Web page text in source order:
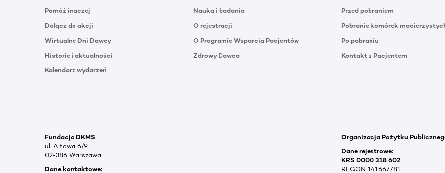
Pomóż inaczej
Dołącz do akcji
Wirtualne Dni Dawcy
Historie i aktualności
Kalendarz wydarzeń
Nauka i badania
O rejestracji
O Programie Wsparcia Pacjentów
Zdrowy Dawca
Przed pobraniem
Pobranie komórek
Po pobraniu
Kontakt z Pacjentem
Fundacja DKMS
ul. Altowa 6/9
02-386 Warszawa
Dane kontaktowe:
Organizacja Pożytku
Dane rejestrowe:
KRS 0000 318 602
REGON 141667781